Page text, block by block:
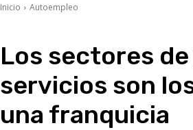
Inicio Autoempleo
Los sectores
servicios son
una franquicia